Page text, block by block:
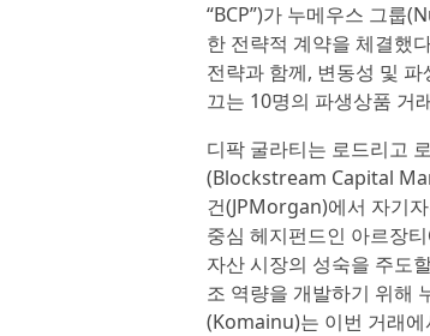
“BCP”)가 누메우스 그룹
한 전략적 계약을 체결했
전략과 함께, 변동성 및
끄는 10명의 파생상품 거
디팍 굴라티는 로드리고
(Blockstream Capital
건(JPMorgan)에서 자기
중심 헤지펀드인 아르장
자산 시장의 성숙을 주도
조 역량을 개발하기 위해
(Komainu)는 이번 거래에